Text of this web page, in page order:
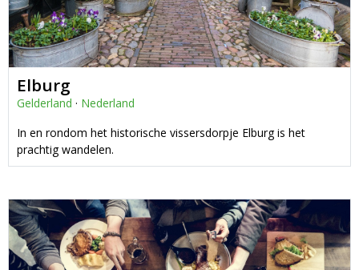
Elburg
Gelderland · Nederland
In en rondom het historische vissersdorpje Elburg is het
prachtig wandelen.